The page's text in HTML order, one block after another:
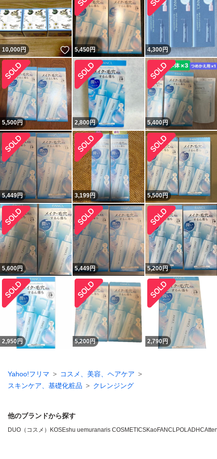
10,000円 いいね！
5,450円 4,300円
5,500円 2,800円 5,400円
5,449円 3,199円 5,500円
5,600円 5,449円 5,200円
2,950円 5,200円 2,790円
Yahoo!フリマ
コスメ、美容、ヘアケア
スキンケア、基礎化粧品
クレンジング
他のブランドから探す
DUO（コスメ） KOSEshu uemuranaris COSMETICSKaoFANCLPOLADHC